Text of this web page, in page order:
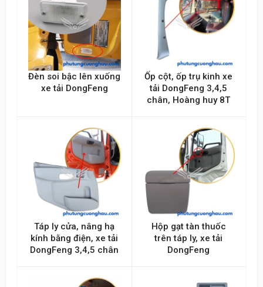
Đèn soi bậc lên xuống
xe tải DongFeng
Ốp cột, ốp trụ kinh xe
tải DongFeng 3,4,5
chân, Hoàng huy 8T
Táp ly cửa, nâng hạ
kính bằng điện, xe tải
DongFeng 3,4,5 chân
Hộp gạt tàn thuốc
trên táp ly, xe tải
DongFeng